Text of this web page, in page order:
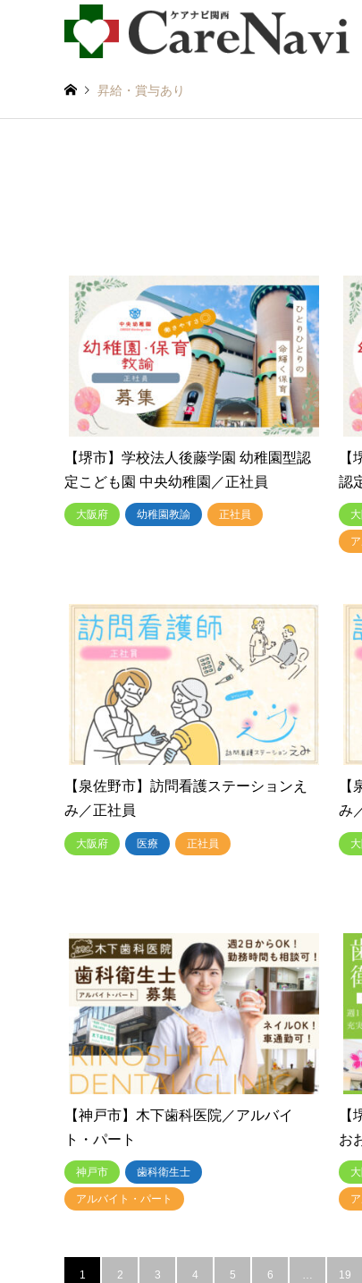
昇給・賞与あり
【堺市】学校法人後藤学園 幼稚園型認
定こども園 中央幼稚園／正社員
大阪府 幼稚園教諭 正社員
認
【泉佐野市】訪問看護ステーションえ
み／正社員
大阪府 医療 正社員
み
【神戸市】木下歯科医院／アルバイ
ト・パート
神戸市 歯科衛生士
アルバイト・パート
お
1 2 3 4 5 6 … 19